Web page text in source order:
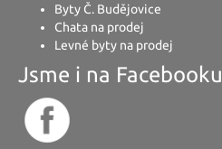
Byty Č. Budějovice
Chata na prodej
Levné byty na prodej
Jsme i na Facebooku